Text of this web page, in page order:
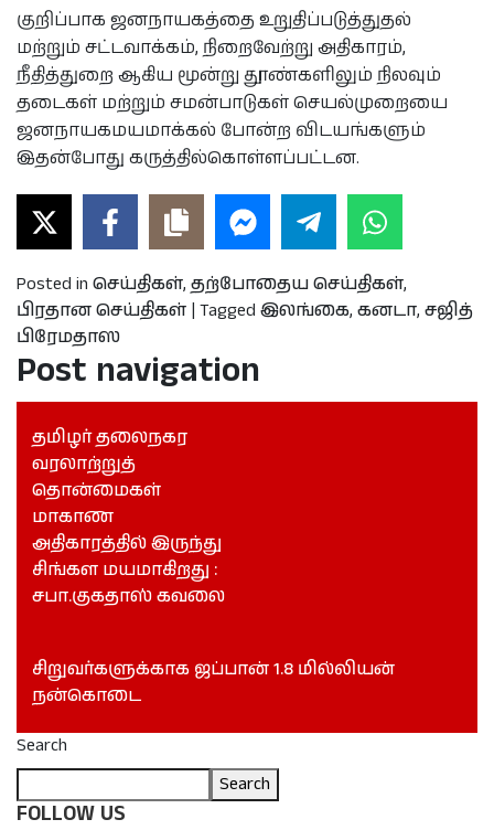
குறிப்பாக ஜனநாயகத்தை உறுதிப்படுத்துதல்
மற்றும் சட்டவாக்கம், நிறைவேற்று அதிகாரம்,
நீதித்துறை ஆகிய மூன்று தூண்களிலும் நிலவும்
தடைகள் மற்றும் சமன்பாடுகள் செயல்முறையை
ஜனநாயகமயமாக்கல் போன்ற விடயங்களும்
இதன்போது கருத்தில்கொள்ளப்பட்டன.
Posted in செய்திகள், தற்போதைய செய்திகள்,
பிரதான செய்திகள் | Tagged இலங்கை, கனடா, சஜித்
பிரேமதாஸ
Post navigation
தமிழர் தலைநகர
வரலாற்றுத்
தொன்மைகள்
மாகாண
அதிகாரத்தில் இருந்து
சிங்கள மயமாகிறது :
சபா.குகதாஸ் கவலை
சிறுவர்களுக்காக ஜப்பான் 1.8 மில்லியன்
நன்கொடை
Search
Search
FOLLOW US